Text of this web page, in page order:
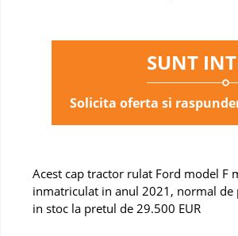
SUNT
Solicita oferta si
Acest cap tractor rulat Ford model F
inmatriculat in anul 2021, normal de
in stoc la pretul de 29.500 EUR